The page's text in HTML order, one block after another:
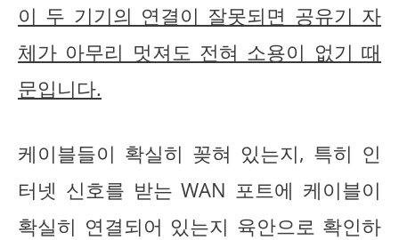
이 두 기기의 연결이 잘못되면 공유기 자
체가 아무리 멋져도 전혀 소용이 없기 때
문입니다.
케이블들이 확실히 꽂혀 있는지, 특히 인
터넷 신호를 받는 WAN 포트에 케이블이
확실히 연결되어 있는지 육안으로 확인하